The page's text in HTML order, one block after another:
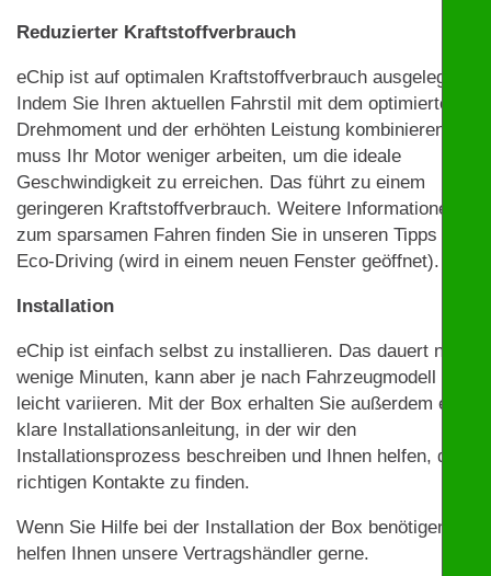
Reduzierter Kraftstoffverbrauch
eChip ist auf optimalen Kraftstoffverbrauch ausgelegt.
Indem Sie Ihren aktuellen Fahrstil mit dem optimierten
Drehmoment und der erhöhten Leistung kombinieren,
muss Ihr Motor weniger arbeiten, um die ideale
Geschwindigkeit zu erreichen. Das führt zu einem
geringeren Kraftstoffverbrauch. Weitere Informationen
zum sparsamen Fahren finden Sie in unseren Tipps zu
Eco-Driving (wird in einem neuen Fenster geöffnet).
Installation
eChip ist einfach selbst zu installieren. Das dauert nur
wenige Minuten, kann aber je nach Fahrzeugmodell
leicht variieren. Mit der Box erhalten Sie außerdem eine
klare Installationsanleitung, in der wir den
Installationsprozess beschreiben und Ihnen helfen, die
richtigen Kontakte zu finden.
Wenn Sie Hilfe bei der Installation der Box benötigen,
helfen Ihnen unsere Vertragshändler gerne.